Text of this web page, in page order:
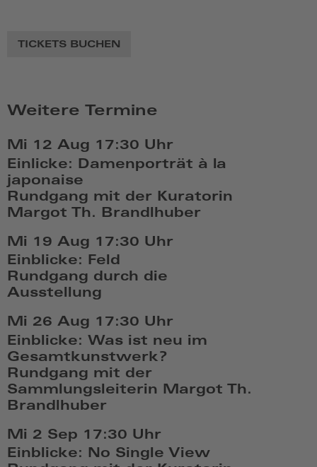
TICKETS BUCHEN
Weitere Termine
Mi 12 Aug 17:30 Uhr
Einlicke: Damenporträt à la
japonaise
Rundgang mit der Kuratorin
Margot Th. Brandlhuber
Aug
12
2026,
17:08
Mi 19 Aug 17:30 Uhr
Einblicke: Feld
Rundgang durch die
Ausstellung
Aug
19
2026,
17:08
Mi 26 Aug 17:30 Uhr
Einblicke: Was ist neu im
Gesamtkunstwerk?
Rundgang mit der
Sammlungsleiterin Margot Th.
Brandlhuber
Aug
26
Mi 2 Sep 17:30 Uhr
Einblicke: No Single View